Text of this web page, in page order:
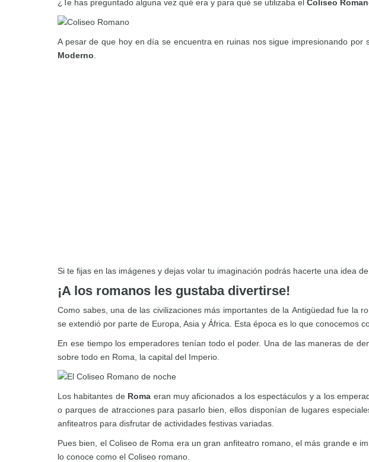
¿Te has preguntado alguna vez qué era y para qué se utilizaba el Coliseo
A pesar de que hoy en día se encuentra en ruinas nos sigue impresionando
Moderno
Si te fijas en las imágenes y dejas volar tu imaginación podrás hacerte una idea
¡A los romanos les gustaba divertirse!
Como sabes, una de las civilizaciones más importantes de la Antigüedad fue la
se extendió por parte de Europa, Asia y África. Esta época es lo que conocemos
En ese tiempo los emperadores tenían todo el poder. Una de las maneras de
sobre todo en Roma, la capital del Imperio.
Los habitantes de Roma eran muy aficionados a los espectáculos y a los
o parques de atracciones para pasarlo bien, ellos disponían de lugares
anfiteatros para disfrutar de actividades festivas variadas.
Pues bien, el Coliseo de Roma era un gran anfiteatro romano, el más grande e
lo conoce como el Coliseo romano.